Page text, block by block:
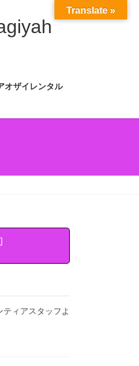
オザイレンタル
ィアスタッフよ
Translate »